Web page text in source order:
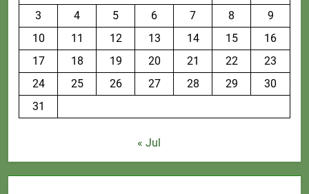
3
4 5 6 7 8
9
10
11 12 13 14 15
16
17
18 19 20 21 22
23
24
25 26 27 28 29
30
31
« Jul